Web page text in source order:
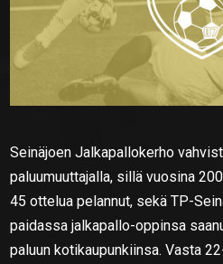
Seinäjoen Jalkapallokerho
paluumuuttajalla, sillä vuosina
45 ottelua pelannut, sekä TP-
paidassa jalkapallo-oppinsa
paluun kotikaupunkiinsa. Vasta